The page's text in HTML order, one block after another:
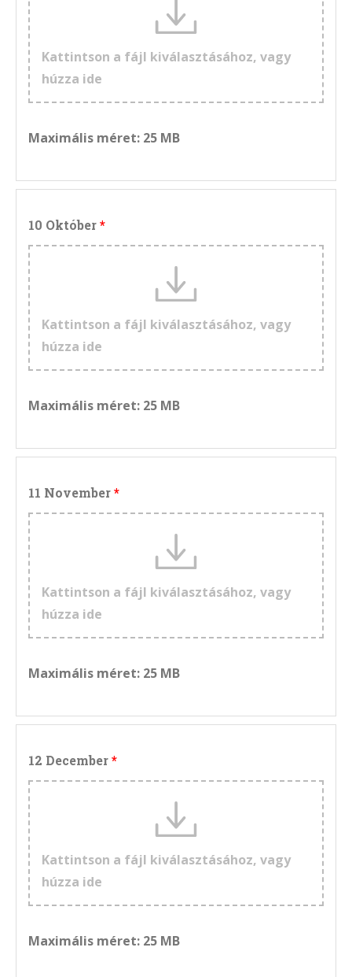
Kattintson a fájl kiválasztásához, vagy
húzza ide
Maximális méret: 25 MB
10 Október
Kattintson a fájl kiválasztásához, vagy
húzza ide
Maximális méret: 25 MB
11 November
Kattintson a fájl kiválasztásához, vagy
húzza ide
Maximális méret: 25 MB
12 December
Kattintson a fájl kiválasztásához, vagy
húzza ide
Maximális méret: 25 MB